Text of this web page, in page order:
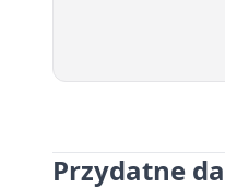
Przydatne